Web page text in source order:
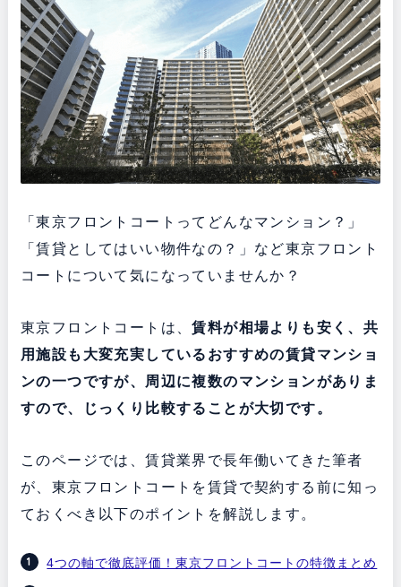
「東京フロントコートってどんなマンション？」
「賃貸としてはいい物件なの？」など東京フロント
コートについて気になっていませんか？
東京フロントコートは、賃料が相場よりも安く、共
用施設も大変充実している おすすめの賃貸マンショ
ンの一つですが、周辺に複数のマンションがありま
すので、じっくり比較することが大切です。
このページでは、賃貸業界で長年働いてきた筆者
が、東京フロントコートを賃貸で契約する前に知っ
ておくべき以下のポイントを解説します。
4つの軸で徹底評価！東京フロントコートの特徴まとめ